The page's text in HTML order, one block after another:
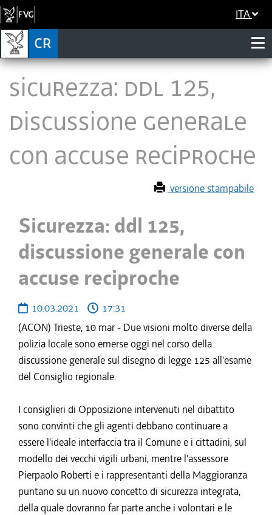
ITA
Sicurezza: ddl 125,
discussione generale
con accuse reciproche
versione stampabile
Sicurezza: ddl 125,
discussione generale con
accuse reciproche
10.03.2021
17:31
(ACON) Trieste, 10 mar - Due visioni molto diverse della
polizia locale sono emerse oggi nel corso della
discussione generale sul disegno di legge 125 all'esame
del Consiglio regionale.
I consiglieri di Opposizione intervenuti nel dibattito
sono convinti che gli agenti debbano continuare a
essere l'ideale interfaccia tra il Comune e i cittadini, sul
modello dei vecchi vigili urbani, mentre l'assessore
Pierpaolo Roberti e i rappresentanti della Maggioranza
puntano su un nuovo concetto di sicurezza integrata,
della quale dovranno far parte anche i volontari e le